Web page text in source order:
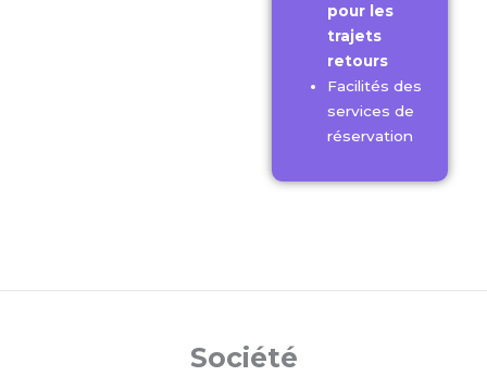
pour les
trajets
retours
Facilités des
services de
réservation
Société